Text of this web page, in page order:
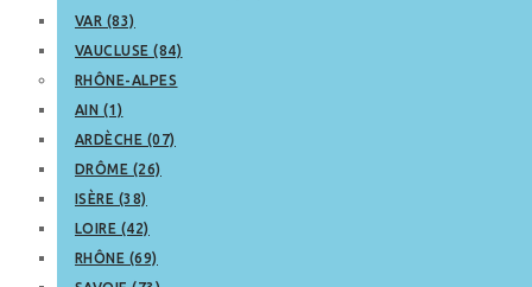
VAR (83)
VAUCLUSE (84)
RHÔNE-ALPES
AIN (1)
ARDÈCHE (07)
DRÔME (26)
ISÈRE (38)
LOIRE (42)
RHÔNE (69)